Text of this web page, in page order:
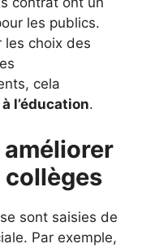
les publics.
les choix des
cela
l’éducation.
améliorer
collèges
sont saisies de
Par exemple,